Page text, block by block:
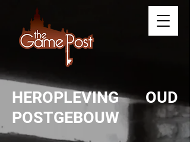
HEROPLEVING OUD
POSTGEBOUW